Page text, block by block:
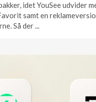
idet YouSee udvider
samt en
Så der ...